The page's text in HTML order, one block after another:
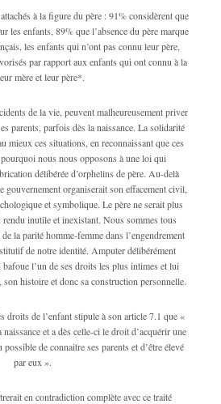
à la figure du père : 91% considèrent que
les enfants, 89% que l’absence du père marque
les enfants qui n’ont pas connu leur père,
par rapport aux enfants qui ont connu à la
mère et leur père*.
de la vie, peuvent malheureusement priver
parents, parfois dès la naissance. La solidarité
mieux ces situations, en reconnaissant que ces
nous nous opposons à une loi qui
délibérée d’orphelins de père. Au-delà
gouvernement organiserait son effacement civil,
et symbolique. Le père ne serait plus
rendu inutile et inexistant. Nous sommes tous
la parité homme-femme dans l’engendrement
de notre identité. Amputer délibérément
bafoue l’un de ses droits les plus intimes et lui
histoire et donc sa construction personnelle.
droits de l’enfant stipule à son article 7.1 que «
et a dès celle-ci le droit d’acquérir une
de connaitre ses parents et d’être élevé
par eux ».
en contradiction complète avec ce traité